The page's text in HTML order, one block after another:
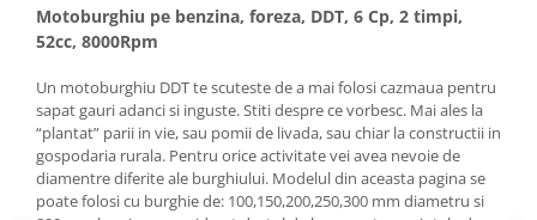
Masini de Spalat Rufe & Uscatoare
Accesorii masini de spalat &
Masini automate de spalat rufe
Masini de spalat rufe cu uscator
Masini de spalat rufe verticale
Uscatoare de rufe
Motoburghiu pe benzina, foreza, DDT, 6 Cp, 2 timpi,
52cc, 8000Rpm
Un motoburghiu DDT te scuteste de a mai folosi cazmaua pentru
sapat gauri adanci si inguste. Stiti despre ce vorbesc. Mai ales la
“plantat” parii in vie, sau pomii de livada, sau chiar la constructii in
gospodaria rurala. Pentru orice activitate vei avea nevoie de
diamentre diferite ale burghiului. Modelul din aceasta pagina se
poate folosi cu burghie de: 100,150,200,250,300 mm diametru si